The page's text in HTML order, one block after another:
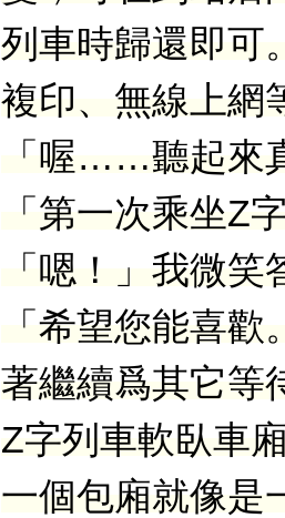
列車時歸還即可
複印、無線上網
「喔……聽起來
「第一次乘坐Z
「嗯！」我微笑
「希望您能喜
著繼續爲其它等
Z字列車軟臥車
一個包廂就像是